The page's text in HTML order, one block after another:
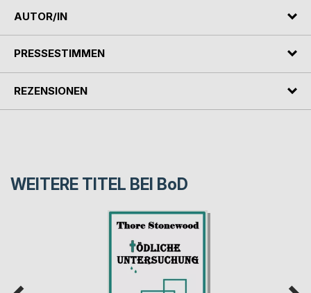
AUTOR/IN
PRESSESTIMMEN
REZENSIONEN
WEITERE TITEL BEI BoD